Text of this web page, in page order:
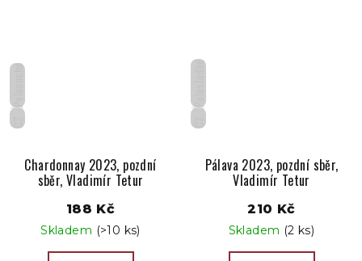
CZ
Chardonnay 2023, pozdní
sběr, Vladimír Tetur
188 Kč
Skladem (>10 ks)
CZ
Pálava 2023, pozdní sběr,
Vladimír Tetur
210 Kč
Skladem (2 ks)